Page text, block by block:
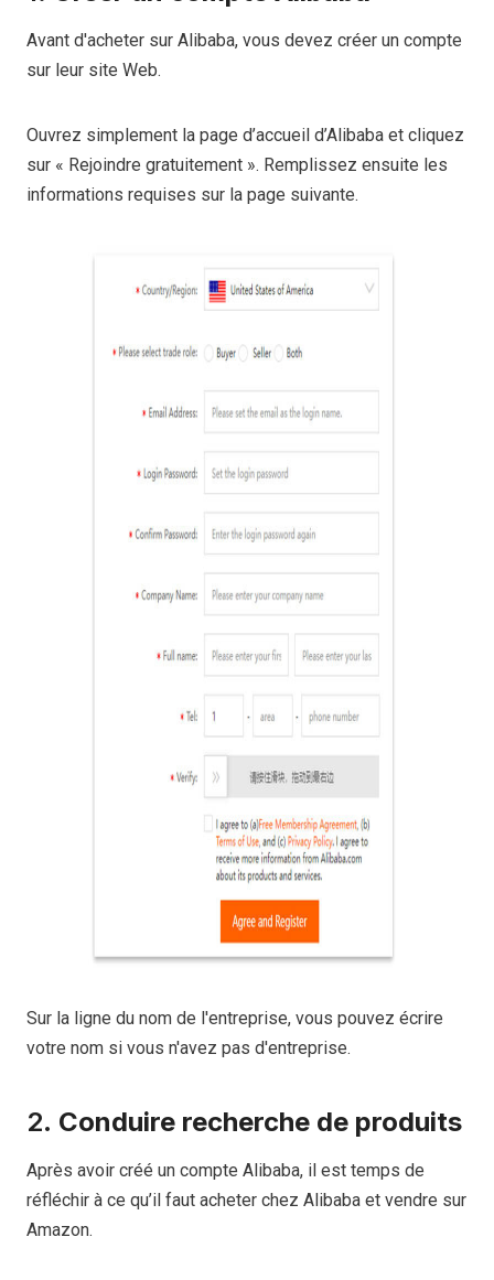
Avant d'acheter sur Alibaba, vous devez créer un compte
sur leur site Web.
Ouvrez simplement la page d’accueil d’Alibaba et cliquez
sur « Rejoindre gratuitement ». Remplissez ensuite les
informations requises sur la page suivante.
Sur la ligne du nom de l'entreprise, vous pouvez écrire
votre nom si vous n'avez pas d'entreprise.
2. Conduire recherche de produits
Après avoir créé un compte Alibaba, il est temps de
réfléchir à ce qu’il faut acheter chez Alibaba et vendre sur
Amazon.